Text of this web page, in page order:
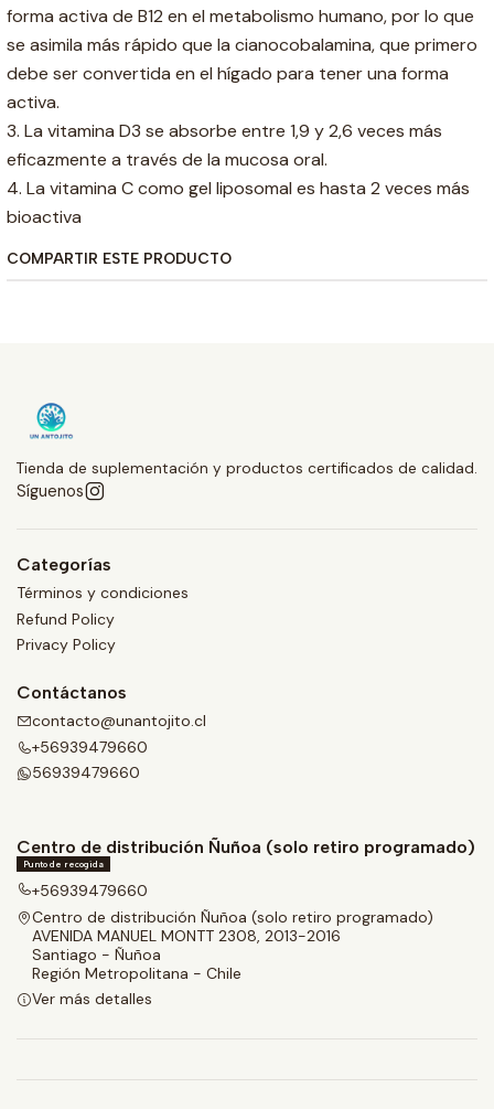
forma activa de B12 en el metabolismo humano, por lo que
se asimila más rápido que la cianocobalamina, que primero
debe ser convertida en el hígado para tener una forma
activa.
3. La vitamina D3 se absorbe entre 1,9 y 2,6 veces más
eficazmente a través de la mucosa oral.
4. La vitamina C como gel liposomal es hasta 2 veces más
bioactiva
COMPARTIR ESTE PRODUCTO
Tienda de suplementación y productos certificados de calidad.
Síguenos
Categorías
Términos y condiciones
Refund Policy
Privacy Policy
Contáctanos
contacto@unantojito.cl
+56939479660
56939479660
Centro de distribución Ñuñoa (solo retiro programado)
Punto de recogida
+56939479660
Centro de distribución Ñuñoa (solo retiro programado)
AVENIDA MANUEL MONTT 2308, 2013-2016
Santiago - Ñuñoa
Región Metropolitana - Chile
Ver más detalles